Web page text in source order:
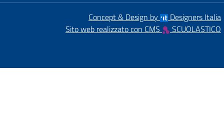
Concept & Design by
Designers Italia
Sito web realizzato con CMS
SCUOLASTICO